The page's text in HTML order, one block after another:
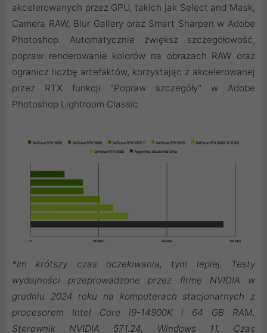
akcelerowanych przez GPU, takich jak Select and Mask,
Camera RAW, Blur Gallery oraz Smart Sharpen w Adobe
Photoshop. Automatycznie zwiększ szczegółowość,
popraw renderowanie kolorów na obrazach RAW oraz
ogranicz liczbę artefaktów, korzystając z akcelerowanej
przez RTX funkcji "Popraw szczegóły" w Adobe
Photoshop Lightroom Classic
*Im krótszy czas oczekiwania, tym lepiej. Testy
wydajności przeprowadzone przez firmę NVIDIA w
grudniu 2024 roku na komputerach stacjonarnych z
procesorem Intel Core i9-14900K i 64 GB RAM.
Sterownik NVIDIA 571.24, Windows 11. Czas